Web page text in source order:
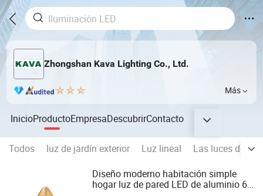
Zhongshan Kava Lighting Co., Ltd.
Más
InicioProductoEmpresaDescubrirContacto
Todos luz de jardín exterior Luz lineal
Las luces de
Diseño moderno habitación simple
hogar luz de pared LED de aluminio 6W